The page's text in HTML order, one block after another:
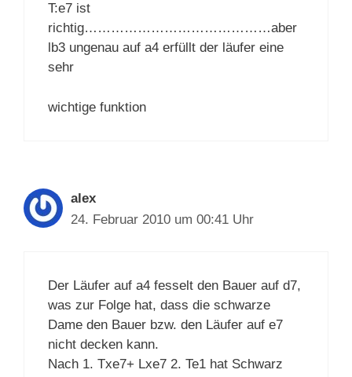
T:e7 ist
richtig……………………………………aber
lb3 ungenau auf a4 erfüllt der läufer eine
sehr
wichtige funktion
alex
24. Februar 2010 um 00:41 Uhr
Der Läufer auf a4 fesselt den Bauer auf d7,
was zur Folge hat, dass die schwarze
Dame den Bauer bzw. den Läufer auf e7
nicht decken kann.
Nach 1. Txe7+ Lxe7 2. Te1 hat Schwarz